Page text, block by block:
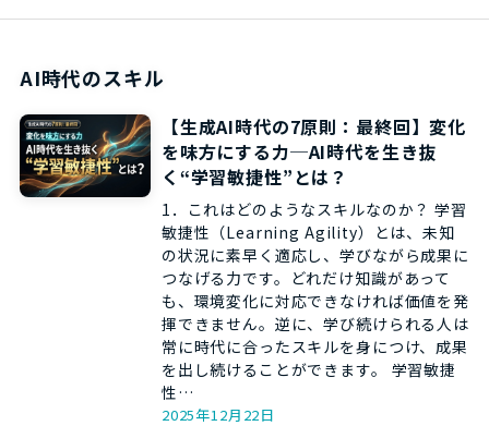
AI時代のスキル
【生成AI時代の7原則：最終回】変化
を味方にする力─AI時代を生き抜
く“学習敏捷性”とは？
1．これはどのようなスキルなのか？ 学習
敏捷性（Learning Agility）とは、未知
の状況に素早く適応し、学びながら成果に
つなげる力です。どれだけ知識があって
も、環境変化に対応できなければ価値を発
揮できません。逆に、学び続けられる人は
常に時代に合ったスキルを身につけ、成果
を出し続けることができます。 学習敏捷
性…
2025年12月22日